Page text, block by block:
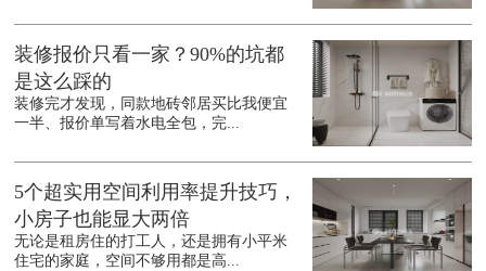
装修报价只看一家？90%的坑都
是这么踩的
装修完才发现，同款地砖邻居买比我便宜
一半、报价单写着水电全包，完...
5个超实用空间利用率提升技巧，
小房子也能显大两倍
无论是租房住的打工人，还是拥有小平米
住宅的家庭，空间不够用都是高...